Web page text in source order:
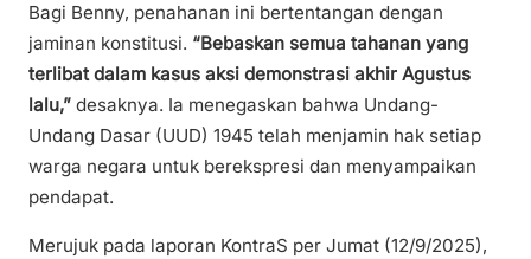
Bagi Benny, penahanan ini bertentangan dengan
jaminan konstitusi. “Bebaskan semua tahanan yang
terlibat dalam kasus aksi demonstrasi akhir Agustus
lalu,” desaknya. Ia menegaskan bahwa Undang-
Undang Dasar (UUD) 1945 telah menjamin hak setiap
warga negara untuk berekspresi dan menyampaikan
pendapat.
Merujuk pada laporan KontraS per Jumat (12/9/2025),